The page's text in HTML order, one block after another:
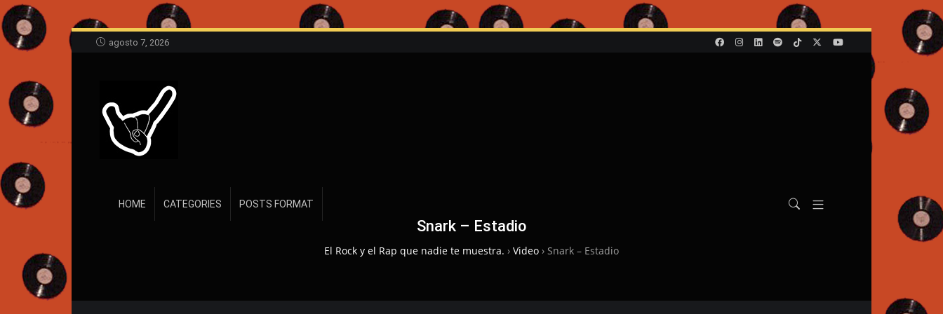
agosto 7, 2026
HOME CATEGORIES POSTS FORMAT
Snark – Estadio
El Rock y el Rap que nadie te muestra. › Video › Snark – Estadio